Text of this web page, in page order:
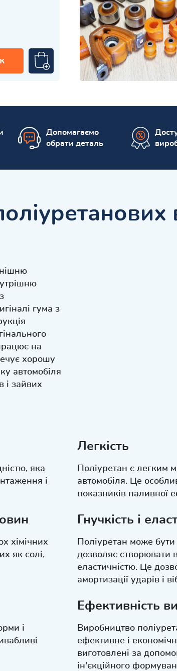
Допомагаємо
обрати деталь
гума з
на
хорошу
автомобіля
і зайвих
яка
і
Легкість
Поліуретан є легким
автомобіля. Це
показників паливної
хімічних
як солі,
Гнучкість і
Поліуретан може
дозволяє створювати
еластичністю. Це
амортизації ударів і
і
Ефективність
Виробництво
ефективне і
виготовлені за
ін'єкційного